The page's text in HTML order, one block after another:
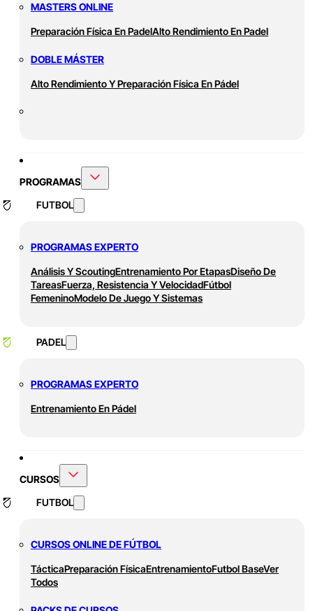
MASTERS ONLINE
Preparación Física En PadelAlto Rendimiento En Padel
DOBLE MÁSTER
Alto Rendimiento Y Preparación Física En Pádel
PROGRAMAS
FUTBOL
PROGRAMAS EXPERTO
Análisis Y ScoutingEntrenamiento Por EtapasDiseño De
TareasFuerza, Resistencia Y VelocidadFútbol
FemeninoModelo De Juego Y Sistemas
PADEL
PROGRAMAS EXPERTO
Entrenamiento En Pádel
CURSOS
FUTBOL
CURSOS ONLINE DE FÚTBOL
TácticaPreparación FísicaEntrenamientoFutbol BaseVer
Todos